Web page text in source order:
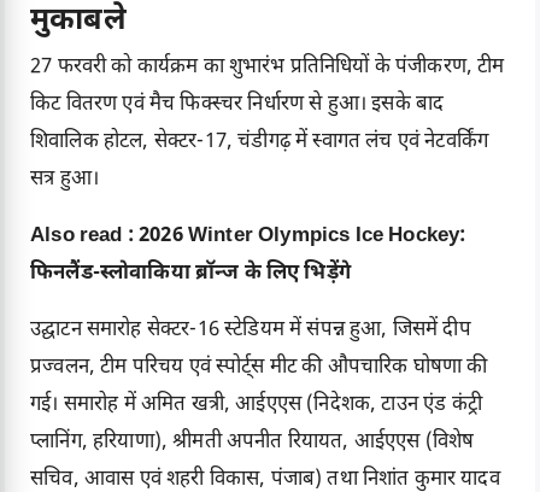
मुकाबले
27 फरवरी को कार्यक्रम का शुभारंभ प्रतिनिधियों के पंजीकरण, टीम
किट वितरण एवं मैच फिक्स्चर निर्धारण से हुआ। इसके बाद
शिवालिक होटल, सेक्टर-17, चंडीगढ़ में स्वागत लंच एवं नेटवर्किंग
सत्र हुआ।
Also read :2026 Winter Olympics Ice Hockey:
फिनलैंड-स्लोवाकिया ब्रॉन्ज के लिए भिड़ेंगे
उद्घाटन समारोह सेक्टर-16 स्टेडियम में संपन्न हुआ, जिसमें दीप
प्रज्वलन, टीम परिचय एवं स्पोर्ट्स मीट की औपचारिक घोषणा की
गई। समारोह में अमित खत्री, आईएएस (निदेशक, टाउन एंड कंट्री
प्लानिंग, हरियाणा), श्रीमती अपनीत रियायत, आईएएस (विशेष
सचिव, आवास एवं शहरी विकास, पंजाब) तथा निशांत कुमार यादव